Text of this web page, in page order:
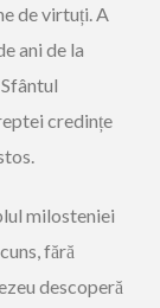
de virtuți. A
ani de la
credințe
milosteniei
fără
descoperă